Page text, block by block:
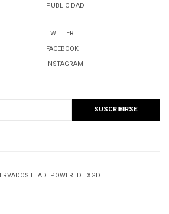
PUBLICIDAD
TWITTER
FACEBOOK
INSTAGRAM
LEAD. POWERED | XGD